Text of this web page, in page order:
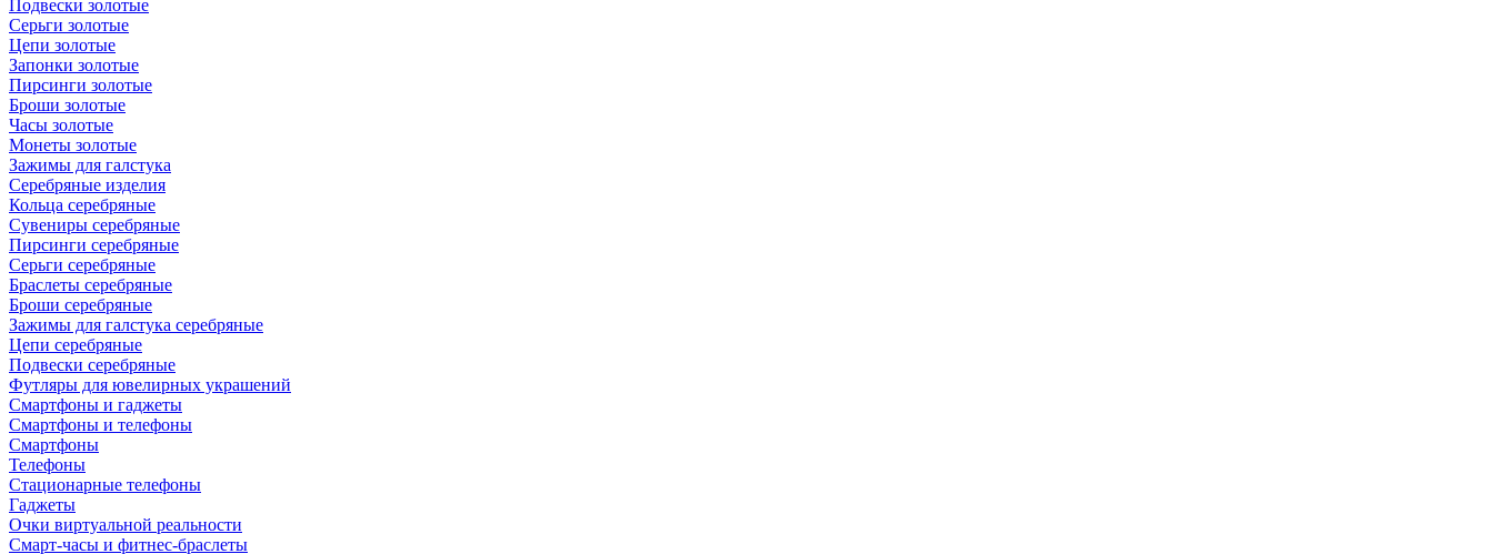
Подвески золотые
Серьги золотые
Цепи золотые
Запонки золотые
Пирсинги золотые
Броши золотые
Часы золотые
Монеты золотые
Зажимы для галстука
Серебряные изделия
Кольца серебряные
Сувениры серебряные
Пирсинги серебряные
Серьги серебряные
Браслеты серебряные
Броши серебряные
Зажимы для галстука серебряные
Цепи серебряные
Подвески серебряные
Футляры для ювелирных украшений
Смартфоны и гаджеты
Смартфоны и телефоны
Смартфоны
Телефоны
Стационарные телефоны
Гаджеты
Очки виртуальной реальности
Смарт-часы и фитнес-браслеты